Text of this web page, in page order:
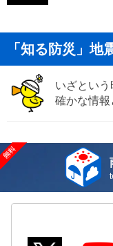
「知る防災」地
いざとい
確かな情